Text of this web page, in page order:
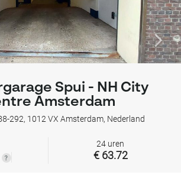
Spui - NH City
Amsterdam
292, 1012 VX Amsterdam, Nederland
24 uren
€ 63.72